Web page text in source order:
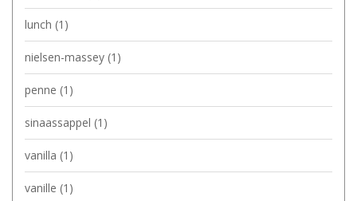
lunch (1)
nielsen-massey (1)
penne (1)
sinaassappel (1)
vanilla (1)
vanille (1)